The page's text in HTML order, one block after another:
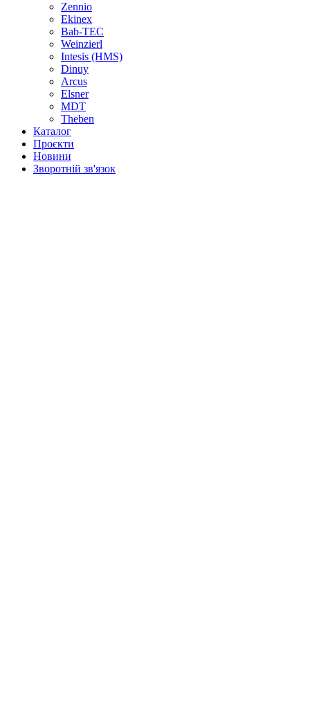
Zennio
Ekinex
Bab-TEC
Weinzierl
Intesis (HMS)
Dinuy
Arcus
Elsner
MDT
Theben
Каталог
Проєкти
Новини
Зворотній зв'язок